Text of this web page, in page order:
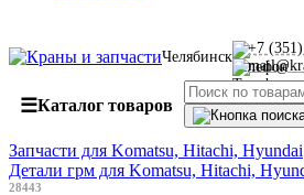
Челябинск
+7
☰Каталог товаров
Запчасти для Komatsu, Hitachi, Hyundai
Детали грм для Komatsu, Hitachi,
28443